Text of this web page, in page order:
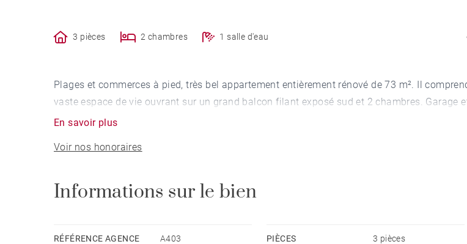
3 pièces 2 chambres 1 salle d'eau
Plages et commerces à pied, très bel appartement entièrement rénové de 73 m². Il
vaste espace de vie ouvrant sur un grand balcon filant exposé sud et 2 chambres. Garage
En savoir plus
Voir nos honoraires
Informations sur le bien
RÉFÉRENCE AGENCE A403 PIÈCES 3 pièces